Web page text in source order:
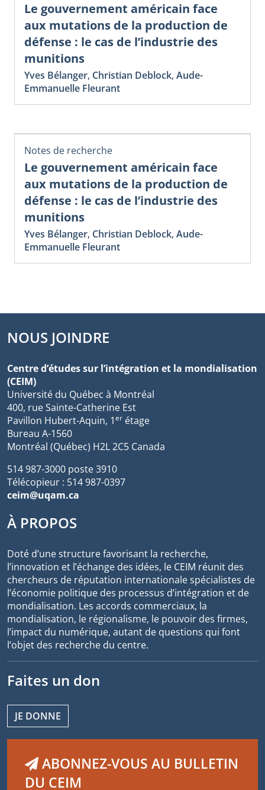
Le gouvernement américain face
aux mutations de la production de
défense : le cas de l’industrie des
munitions
Yves Bélanger, Christian Deblock, Aude-
Emmanuelle Fleurant
Notes de recherche
Le gouvernement américain face
aux mutations de la production de
défense : le cas de l’industrie des
munitions
Yves Bélanger, Christian Deblock, Aude-
Emmanuelle Fleurant
NOUS JOINDRE
Centre d’études sur l’intégration et la mondialisation
(CEIM)
Université du Québec à Montréal
400, rue Sainte-Catherine Est
Pavillon Hubert-Aquin, 1er étage
Bureau A-1560
Montréal (Québec) H2L 2C5 Canada
514 987-3000 poste 3910
Télécopieur : 514 987-0397
ceim@uqam.ca
À PROPOS
Doté d’une structure favorisant la recherche,
l’innovation et l’échange des idées, le CEIM réunit des
chercheurs de réputation internationale spécialistes de
l’économie politique des processus d’intégration et de
mondialisation. Les accords commerciaux, la
mondialisation, le régionalisme, le pouvoir des firmes,
l’impact du numérique, autant de questions qui font
l’objet des recherche du centre.
Faites un don
JE DONNE
ABONNEZ-VOUS AU BULLETIN
DU CEIM